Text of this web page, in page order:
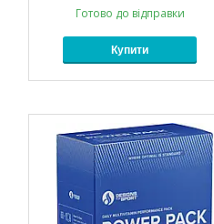
Готово до відправки
Купити